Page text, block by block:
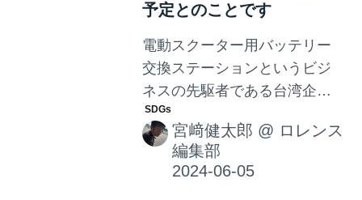
予定とのことです
電動スクーター用バッテリー
交換ステーションというビジ
ネスの先駆者である台湾企業
のGogoroは、5月31日に南米
コロンビアでの事業展開を発
表しました。このビジネスの
「新大陸」といえる南米で、
宮﨑健太郎 @ ロレンス
編集部